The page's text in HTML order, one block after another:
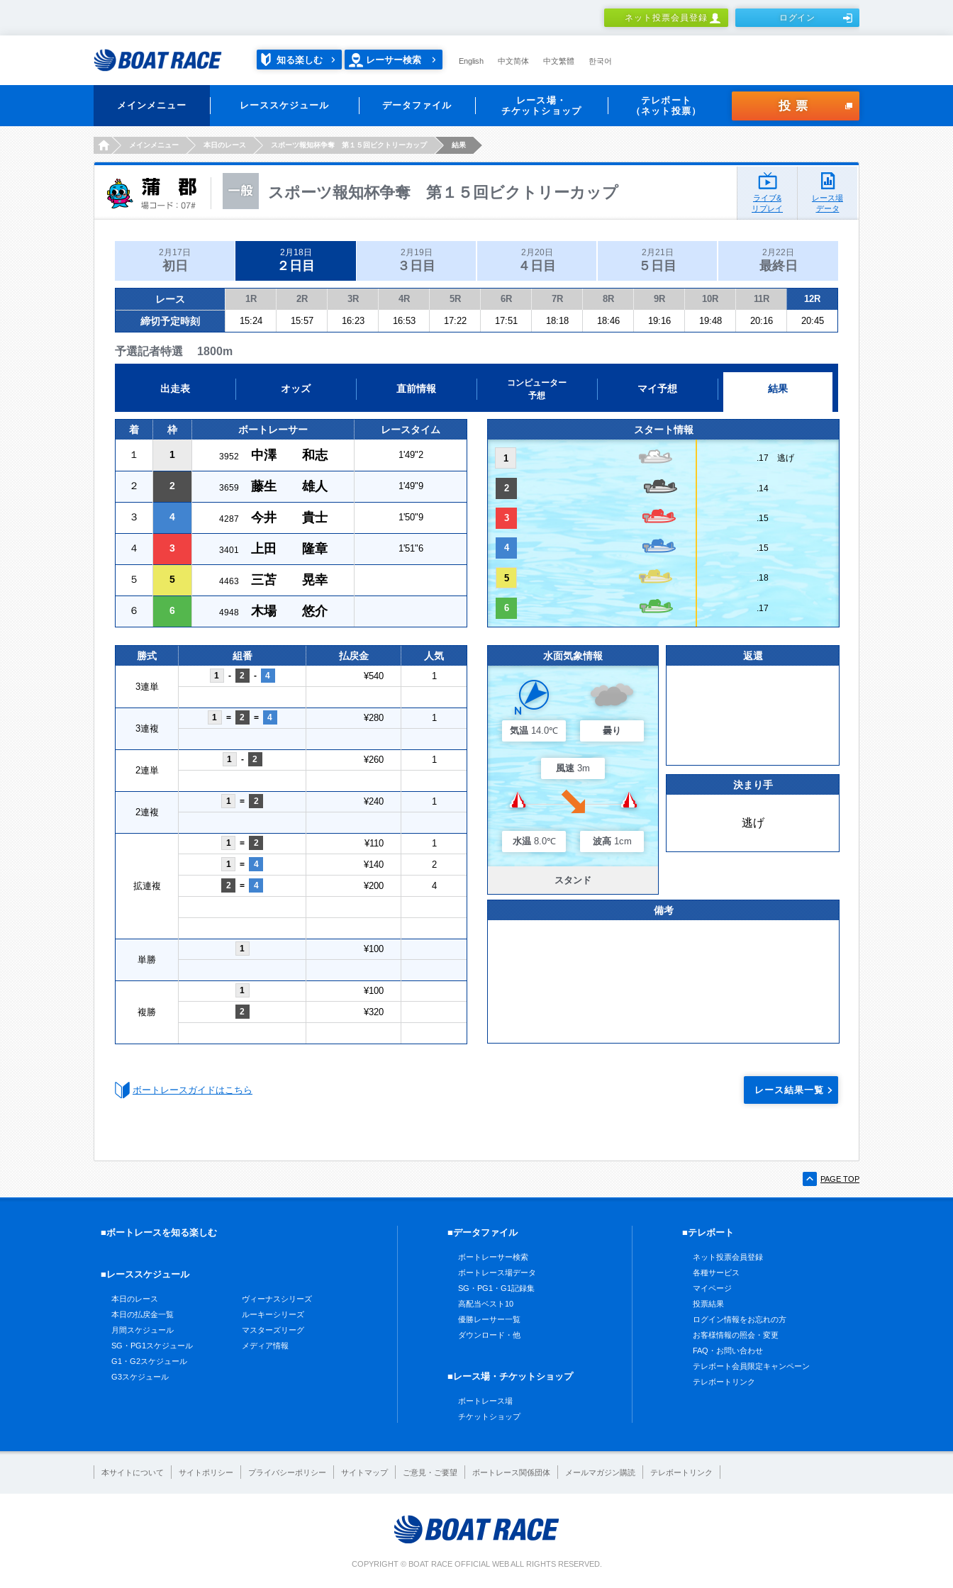
ネット投票会員登録 ログイン
知る楽しむ レーサー検索 English 中文简体 中文繁體 한국어
メインメニュー レーススケジュール データファイル
レース場・
チケットショップ
テレボート
（ネット投票）
投票
HOMEメインメニュー 本日のレース スポーツ報知杯争奪 第１５回ビクトリーカップ 結果
スポーツ報知杯争奪 第１５回ビクトリーカップ
ライブ&
リプレイ
レース場
データ
2月17日
初日
2月18日
２日目
2月19日
３日目
2月20日
４日目
2月21日
５日目
2月22日
最終日
レース 1R 2R 3R 4R 5R 6R 7R 8R 9R 10R 11R 12R
締切予定時刻 15:24 15:57 16:23 16:53 17:22 17:51 18:18 18:46 19:16 19:48 20:16 20:45
予選記者特選 1800m
出走表 オッズ 直前情報
コンピューター
予想
マイ予想 結果
着 枠 ボートレーサー レースタイム
１ 1 3952 中澤 和志 1'49"2
２ 2 3659 藤生 雄人 1'49"9
３ 4 4287 今井 貴士 1'50"9
４ 3 3401 上田 隆章 1'51"6
５ 5 4463 三苫 晃幸
６ 6 4948 木場 悠介
スタート情報
1 .17 逃げ
2 .14
3 .15
4 .15
5 .18
6 .17
勝式 組番 払戻金 人気
3連単
1 - 2 - 4 ¥540 1
3連複
1 = 2 = 4 ¥280 1
2連単
1 - 2 ¥260 1
2連複
1 = 2 ¥240 1
拡連複
1 = 2 ¥110 1
1 = 4 ¥140 2
2 = 4 ¥200 4
単勝
1 ¥100
複勝
1 ¥100
2 ¥320
水面気象情報
気温 14.0℃ 曇り
風速 3m
水温 8.0℃ 波高 1cm
スタンド
返還
決まり手
逃げ
備考
ボートレースガイドはこちら レース結果一覧
PAGE TOP
■ボートレースを知る楽しむ
■レーススケジュール
本日のレース
本日の払戻金一覧
月間スケジュール
SG・PG1スケジュール
G1・G2スケジュール
G3スケジュール
ヴィーナスシリーズ
ルーキーシリーズ
マスターズリーグ
メディア情報
■データファイル
ボートレーサー検索
ボートレース場データ
SG・PG1・G1記録集
高配当ベスト10
優勝レーサー一覧
ダウンロード・他
■レース場・チケットショップ
ボートレース場
チケットショップ
■テレボート
ネット投票会員登録
各種サービス
マイページ
投票結果
ログイン情報をお忘れの方
お客様情報の照会・変更
FAQ・お問い合わせ
テレボート会員限定キャンペーン
テレボートリンク
本サイトについて サイトポリシー プライバシーポリシー サイトマップ ご意見・ご要望 ボートレース関係団体 メールマガジン購読 テレボートリンク
COPYRIGHT © BOAT RACE OFFICIAL WEB ALL RIGHTS RESERVED.